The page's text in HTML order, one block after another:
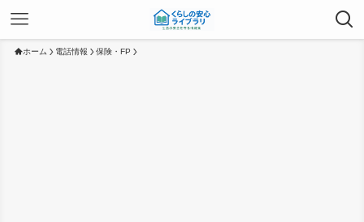
ホーム 電話情報 保険・FP